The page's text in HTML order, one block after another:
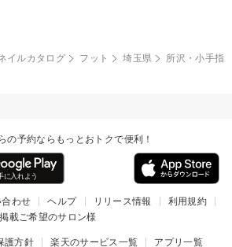
イルカタログ フット 埼玉県
所沢・小手指
の予約ならもっとおトクで便利！
わせ ヘルプ リリース情報
利用規約
掲載ご希望のサロン様
護方針 楽天のサービス一覧 アプリ一覧